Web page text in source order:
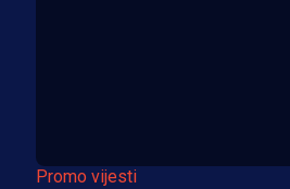
Promo vijesti